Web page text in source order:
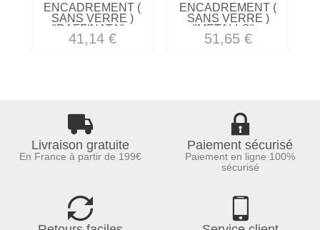
ENCADREMENT (
SANS VERRE )
"RAFFINATA"...
41,14 €
ENCADREMENT (
SANS VERRE )
"METALLO"...
51,65 €
Livraison gratuite
En France à partir de 199€
Paiement sécurisé
Paiement en ligne 100%
sécurisé